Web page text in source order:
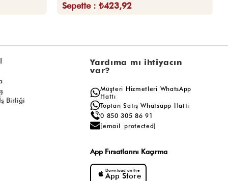
Sepette : ₺423,92
Birliği
Yardıma mı ihtiyacın
var?
Müşteri Hizmetleri WhatsApp
Hattı
Toptan Satış Whatsapp Hattı
0 850 305 86 91
[email protected]
App Fırsatlarını Kaçırma
Download on the
App Store